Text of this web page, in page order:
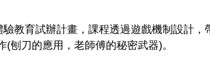
教育試辦計畫，課程透過遊戲機制設計
刨刀的應用，老師傅的秘密武器)。